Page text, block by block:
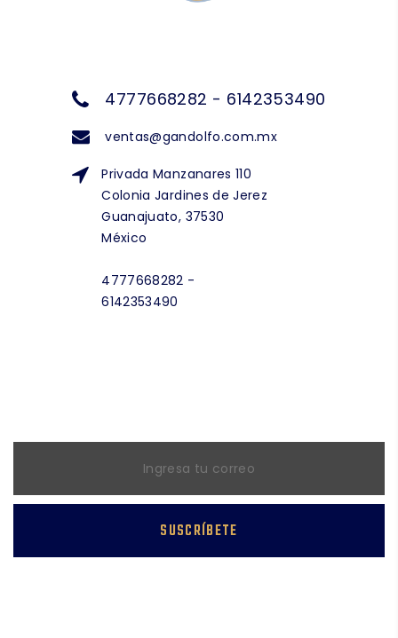
4777668282 - 6142353490
ventas@gandolfo.com.mx
Privada Manzanares 110
Colonia Jardines de Jerez
Guanajuato, 37530
México
4777668282 -
6142353490
SUSCRÍBETE